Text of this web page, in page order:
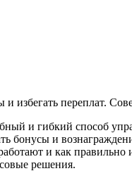
избегать переплат.
и гибкий способ
бонусы и
и как
решения.